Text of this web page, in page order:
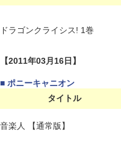
ドラゴンクライシス! 1巻
【2011年03月16日】
■ ポニーキャニオン
タイトル
音楽人 【通常版】